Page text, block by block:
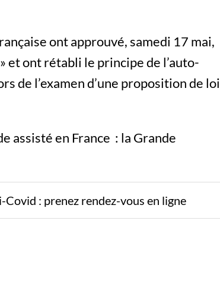
ont approuvé, samedi 17 mai,
et ont rétabli le principe de l’auto-
de l’examen d’une proposition de loi
assisté en France : la Grande
: prenez rendez-vous en ligne